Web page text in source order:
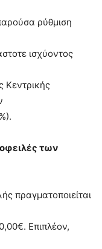
ρύθμιση
ισχύοντος
Κεντρικής
των
πραγματοποιείται
Επιπλέον,